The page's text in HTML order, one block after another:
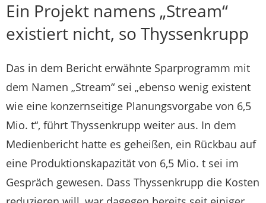
Ein Projekt namens „Stream“
existiert nicht, so Thyssenkrupp
Das in dem Bericht erwähnte Sparprogramm mit
dem Namen „Stream“ sei „ebenso wenig existent
wie eine konzernseitige Planungsvorgabe von 6,5
Mio. t“, führt Thyssenkrupp weiter aus. In dem
Medienbericht hatte es geheißen, ein Rückbau auf
eine Produktionskapazität von 6,5 Mio. t sei im
Gespräch gewesen. Dass Thyssenkrupp die Kosten